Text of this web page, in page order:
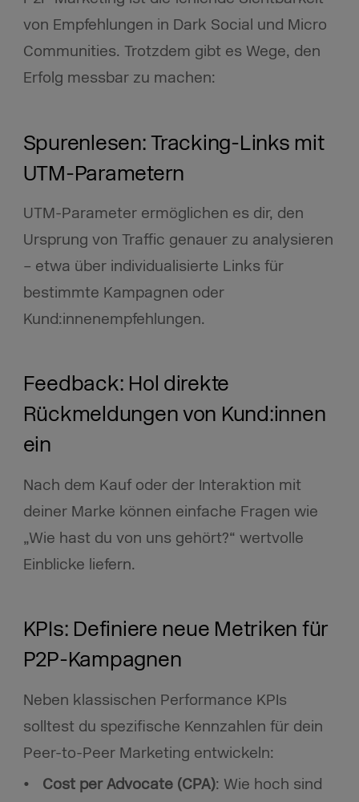
von Empfehlungen in Dark Social und Micro
Communities. Trotzdem gibt es Wege, den
Erfolg messbar zu machen:
Spurenlesen: Tracking-Links mit
UTM-Parametern
UTM-Parameter ermöglichen es dir, den
Ursprung von Traffic genauer zu analysieren
– etwa über individualisierte Links für
bestimmte Kampagnen oder
Kund:innenempfehlungen.
Feedback: Hol direkte
Rückmeldungen von Kund:innen
ein
Nach dem Kauf oder der Interaktion mit
deiner Marke können einfache Fragen wie
„Wie hast du von uns gehört?“ wertvolle
Einblicke liefern.
KPIs: Definiere neue Metriken für
P2P-Kampagnen
Neben klassischen Performance KPIs
solltest du spezifische Kennzahlen für dein
Peer-to-Peer Marketing entwickeln:
Cost per Advocate (CPA): Wie hoch sind